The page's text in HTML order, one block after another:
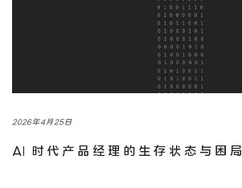
2026年4月25日
AI 时代产品经理的生存状态与困局